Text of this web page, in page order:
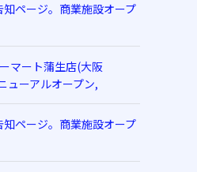
ページ。商業施設オープ
マート蒲生店(大阪
ューアルオープン,
ページ。商業施設オープ